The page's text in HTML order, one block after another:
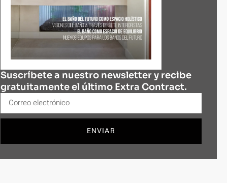
Suscríbete a nuestro newsletter y recibe
gratuitamente el último Extra Contract.
ENVIAR